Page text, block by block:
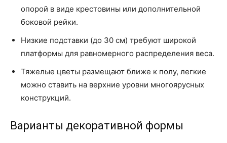
опорой в виде крестовины или дополнительной
боковой рейки.
Низкие подставки (до 30 см) требуют широкой
платформы для равномерного распределения веса.
Тяжелые цветы размещают ближе к полу, легкие
можно ставить на верхние уровни многоярусных
конструкций.
Варианты декоративной формы